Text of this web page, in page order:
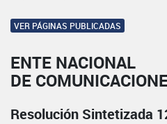
VER PÁGINAS PUBLICADAS
ENTE NACIONAL
DE
Resolución Sintetizada